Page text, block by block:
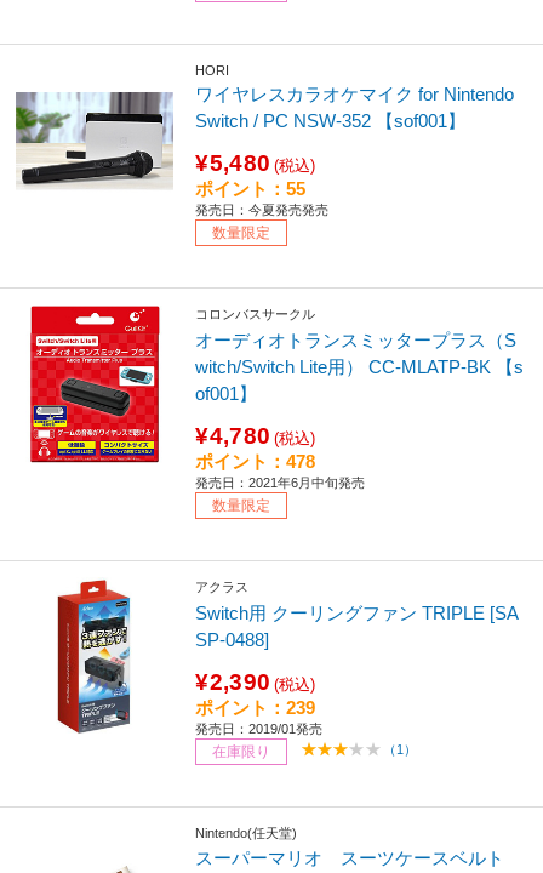
HORI
ワイヤレスカラオケマイク for Nintendo
Switch / PC NSW-352 【sof001】
¥5,480 (税込)
ポイント：55
発売日：今夏発売発売
数量限定
コロンバスサークル
オーディオトランスミッタープラス（S
witch/Switch Lite用） CC-MLATP-BK 【s
of001】
¥4,780 (税込)
ポイント：478
発売日：2021年6月中旬発売
数量限定
アクラス
Switch用 クーリングファン TRIPLE [SA
SP-0488]
¥2,390 (税込)
ポイント：239
発売日：2019/01発売
在庫限り （1）
Nintendo(任天堂)
スーパーマリオ スーツケースベルト